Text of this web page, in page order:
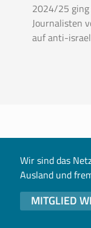
2024/25
Journalisten
auf anti-
Wir sind das
Ausland und
MITGLIED